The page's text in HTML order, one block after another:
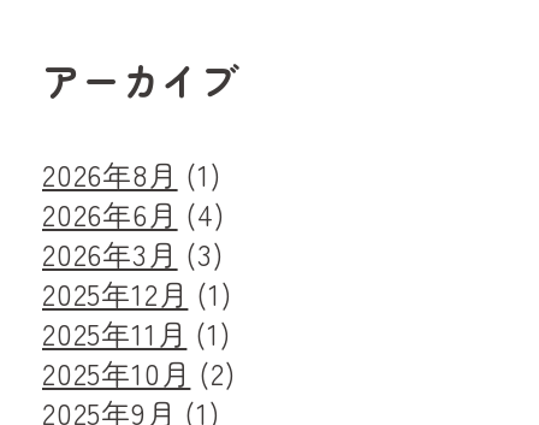
アーカイブ
2026年8月 (1)
2026年6月 (4)
2026年3月 (3)
2025年12月 (1)
2025年11月 (1)
2025年10月 (2)
2025年9月 (1)